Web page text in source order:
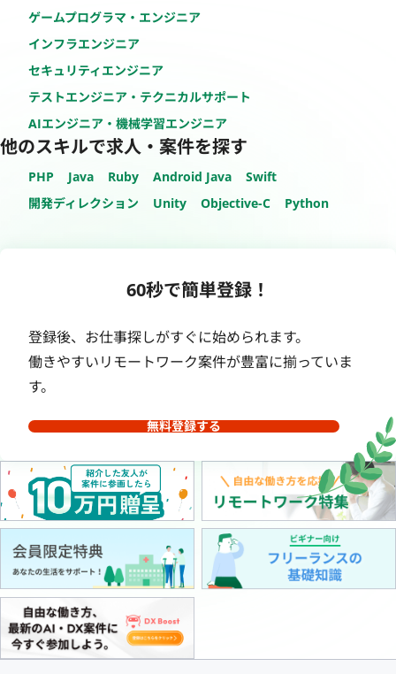
ゲームプログラマ・エンジニア
インフラエンジニア
セキュリティエンジニア
テストエンジニア・テクニカルサポート
AIエンジニア・機械学習エンジニア
他のスキルで求人・案件を探す
PHP Java Ruby Android Java
Swift
開発ディレクション
Unity Objective-C Python
60秒で簡単登録！
登録後、お仕事探しがすぐに始められます。
働きやすいリモートワーク案件が豊富に揃っていま
す。
無料登録する